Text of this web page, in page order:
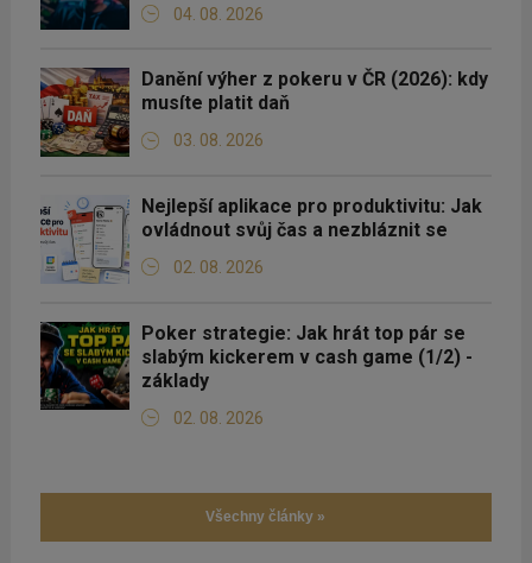
04. 08. 2026
Danění výher z pokeru v ČR (2026): kdy
musíte platit daň
03. 08. 2026
Nejlepší aplikace pro produktivitu: Jak
ovládnout svůj čas a nezbláznit se
02. 08. 2026
Poker strategie: Jak hrát top pár se
slabým kickerem v cash game (1/2) -
základy
02. 08. 2026
Všechny články »